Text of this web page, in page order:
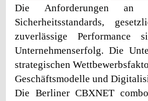
Die Anforderungen an
Sicherheitsstandards,
zuverlässige Performance
Unternehmenserfolg. Die
strategischen
Geschäftsmodelle und
Die Berliner CBXNET